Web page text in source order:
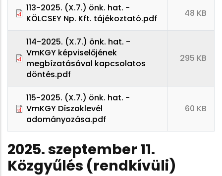
113-2025. (X.7.) önk. hat. -
KÖLCSEY Np. Kft. tájékoztató.pdf
48 KB
114-2025. (X.7.) önk. hat. -
VmKGY képviselőjének
megbízatásával kapcsolatos
döntés.pdf
295 KB
115-2025. (X.7.) önk. hat. -
VmKGY Díszoklevél
adományozása.pdf
60 KB
2025. szeptember 11.
Közgyűlés (rendkívüli)